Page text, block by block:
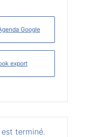
Google
export
terminé.